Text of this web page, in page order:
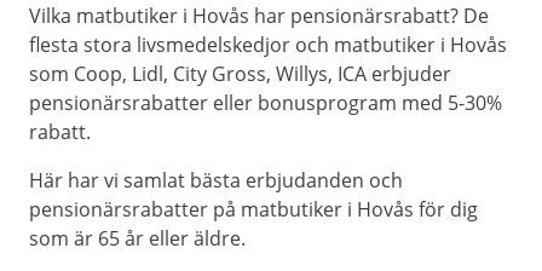
Vilka matbutiker i Hovås har pensionärsrabatt? De
flesta stora livsmedelskedjor och matbutiker i Hovås
som Coop, Lidl, City Gross, Willys, ICA erbjuder
pensionärsrabatter eller bonusprogram med 5-30%
rabatt.
Här har vi samlat bästa erbjudanden och
pensionärsrabatter på matbutiker i Hovås för dig
som är 65 år eller äldre.